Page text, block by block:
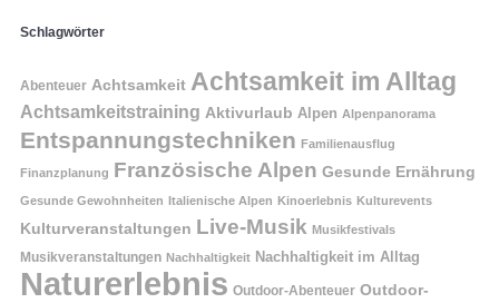
Schlagwörter
Abenteuer Achtsamkeit Achtsamkeit im Alltag
Achtsamkeitstraining Aktivurlaub Alpen Alpenpanorama
Entspannungstechniken Familienausflug
Finanzplanung Französische Alpen Gesunde Ernährung
Gesunde Gewohnheiten Italienische Alpen Kinoerlebnis Kulturevents
Kulturveranstaltungen Live-Musik Musikfestivals
Musikveranstaltungen Nachhaltigkeit Nachhaltigkeit im Alltag
Naturerlebnis Outdoor-Abenteuer Outdoor-